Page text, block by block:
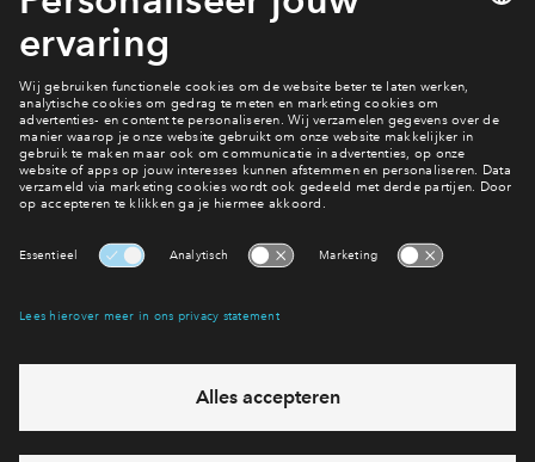
elektriciteit. Zoals zonnepanelen, vloerverwarming,
luchtwarmtepompen, HR++ glas en isolatie van muren, gevels
en daken. Je bent dus niet alleen voorbereid op de toekomst
zonder aardgas, maar bespaart óók op je maandelijks
energielasten. Genoeg redenen dus om te kiezen voor een
nieuwbouwwoning van BPD!
Interesse? Meld je dan snel aan
Hiermee blijf je op de hoogte van het belangrijkste nieuws en
Ja, ik wil mij aanmelden